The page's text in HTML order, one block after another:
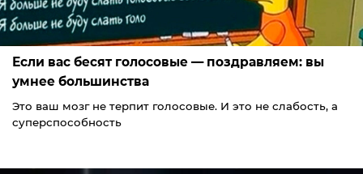
Если вас бесят голосовые — поздравляем: вы
умнее большинства
Это ваш мозг не терпит голосовые. И это не слабость, а
суперспособность